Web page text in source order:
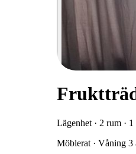
Lägenhet · 2 rum ·
Möblerat · Våning 3